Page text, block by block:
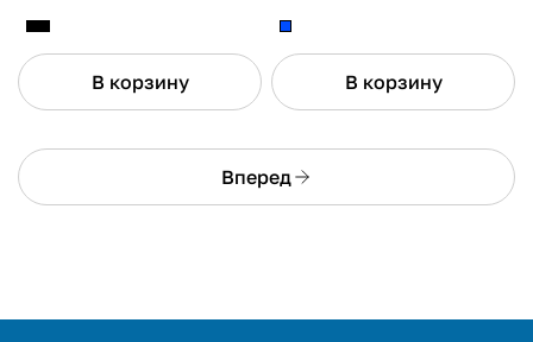
В корзину В корзину
Вперед